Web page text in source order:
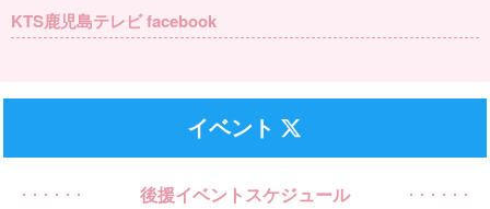
KTS鹿児島テレビ facebook
イベント
後援イベントスケジュール